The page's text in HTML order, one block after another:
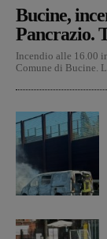
Bucine,
Pancrazio.
Incendio alle 16.00
Comune di Bucine.